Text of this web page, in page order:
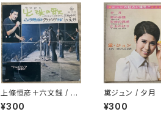
上條恒彦＋六文銭 / 出
発の歌 -失なわれた時
を求めて-
¥300
黛ジュン / 夕月
¥300